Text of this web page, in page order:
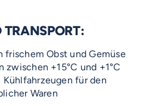
TRANSPORT:
frischem Obst und Gemüse
zwischen +15°C und +1°C
für den
Waren